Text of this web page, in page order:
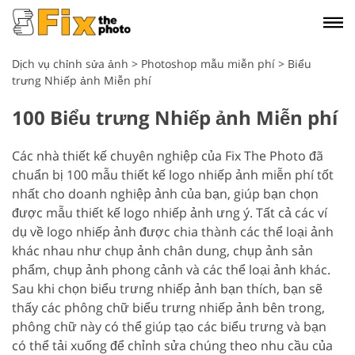
Dịch vụ chỉnh sửa ảnh > Photoshop mẫu miễn phí > Biểu
trưng Nhiếp ảnh Miễn phí
100 Biểu trưng Nhiếp ảnh Miễn phí
Các nhà thiết kế chuyên nghiệp của Fix The Photo đã
chuẩn bị 100 mẫu thiết kế logo nhiếp ảnh miễn phí tốt
nhất cho doanh nghiệp ảnh của bạn, giúp bạn chọn
được mẫu thiết kế logo nhiếp ảnh ưng ý. Tất cả các ví
dụ về logo nhiếp ảnh được chia thành các thể loại ảnh
khác nhau như chụp ảnh chân dung, chụp ảnh sản
phẩm, chụp ảnh phong cảnh và các thể loại ảnh khác.
Sau khi chọn biểu trưng nhiếp ảnh bạn thích, bạn sẽ
thấy các phông chữ biểu trưng nhiếp ảnh bên trong,
phông chữ này có thể giúp tạo các biểu trưng và bạn
có thể tải xuống để chỉnh sửa chúng theo nhu cầu của